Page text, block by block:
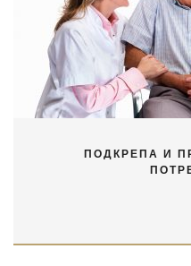
ПОДКРЕПА И